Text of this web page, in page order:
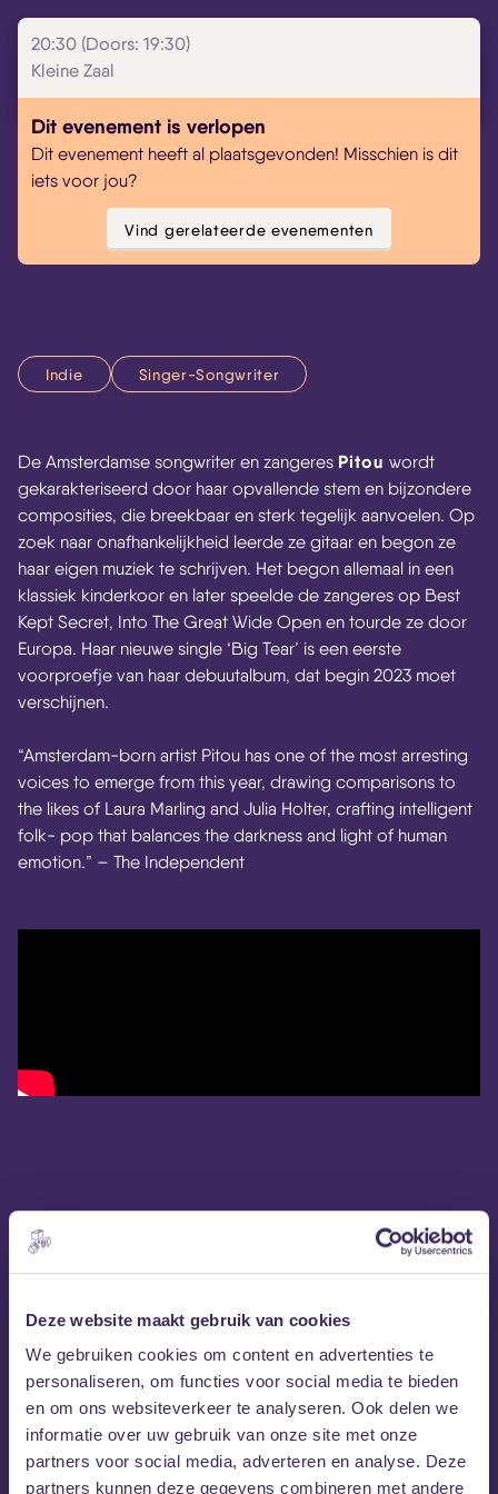
Deze website maakt gebruik van cookies
We gebruiken cookies om content en advertenties te
personaliseren, om functies voor social media te bieden
en om ons websiteverkeer te analyseren. Ook delen we
informatie over uw gebruik van onze site met onze
partners voor social media, adverteren en analyse. Deze
partners kunnen deze gegevens combineren met andere
20:30 (Doors: 19:30)
Kleine Zaal
Dit evenement is verlopen
Dit evenement heeft al plaatsgevonden! Misschien is dit
iets voor jou?
Vind gerelateerde evenementen
Indie Singer-Songwriter
De Amsterdamse songwriter en zangeres Pitou wordt
gekarakteriseerd door haar opvallende stem en bijzondere
composities, die breekbaar en sterk tegelijk aanvoelen. Op
zoek naar onafhankelijkheid leerde ze gitaar en begon ze
haar eigen muziek te schrijven. Het begon allemaal in een
klassiek kinderkoor en later speelde de zangeres op Best
Kept Secret, Into The Great Wide Open en tourde ze door
Europa. Haar nieuwe single ‘Big Tear’ is een eerste
voorproefje van haar debuutalbum, dat begin 2023 moet
verschijnen.
“Amsterdam-born artist Pitou has one of the most arresting
voices to emerge from this year, drawing comparisons to
the likes of Laura Marling and Julia Holter, crafting intelligent
folk- pop that balances the darkness and light of human
emotion.” – The Independent